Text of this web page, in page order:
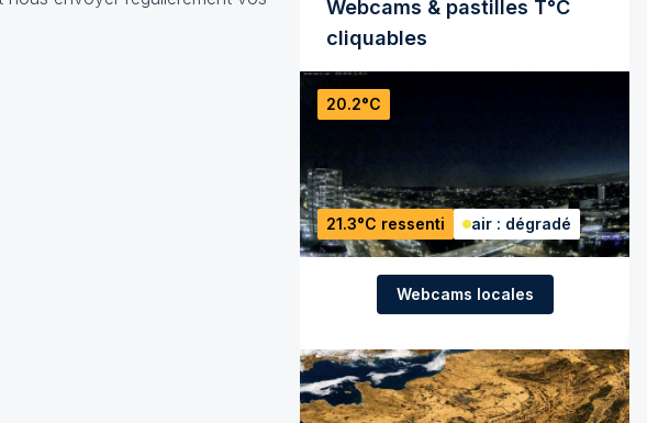
Webcams & pastilles T°C
cliquables
20.2°C
21.3°C ressenti air : dégradé
Webcams locales